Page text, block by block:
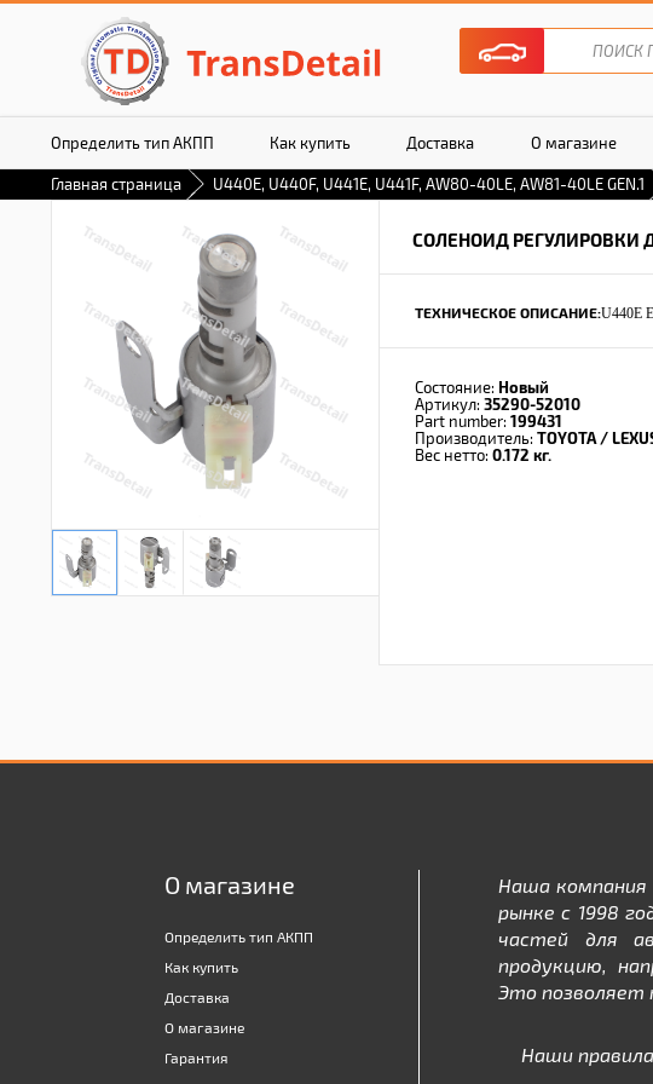
Определить тип АКПП Как купить Доставка О магазине
Главная страница U440E, U440F, U441E, U441F, AW80-40LE, AW81-40LE GEN.1
СОЛЕНОИД РЕГУЛИРОВКИ
ТЕХНИЧЕСКОЕ ОПИСАНИЕ:U440E
Состояние: Новый
Артикул: 35290-52010
Part number: 199431
Производитель: TOYOTA /
Вес нетто: 0.172 кг.
О магазине
Определить тип АКПП
Как купить
Доставка
О магазине
Гарантия
Наша компания
рынке с 1998
частей для
продукцию,
Это позволяет
Наши